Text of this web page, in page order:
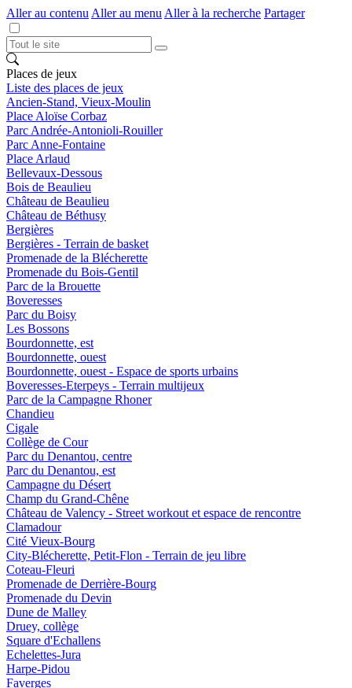
Aller au contenu Aller au menu Aller à la recherche Partager
Places de jeux
Liste des places de jeux
Ancien-Stand, Vieux-Moulin
Place Aloïse Corbaz
Parc Andrée-Antonioli-Rouiller
Parc Anne-Fontaine
Place Arlaud
Bellevaux-Dessous
Bois de Beaulieu
Château de Beaulieu
Château de Béthusy
Bergières
Bergières - Terrain de basket
Promenade de la Blécherette
Promenade du Bois-Gentil
Parc de la Brouette
Boveresses
Parc du Boisy
Les Bossons
Bourdonnette, est
Bourdonnette, ouest
Bourdonnette, ouest - Espace de sports urbains
Boveresses-Eterpeys - Terrain multijeux
Parc de la Campagne Rhoner
Chandieu
Cigale
Collège de Cour
Parc du Denantou, centre
Parc du Denantou, est
Campagne du Désert
Champ du Grand-Chêne
Château de Valency - Street workout et espace de rencontre
Clamadour
Cité Vieux-Bourg
City-Blécherette, Petit-Flon - Terrain de jeu libre
Coteau-Fleuri
Promenade de Derrière-Bourg
Promenade du Devin
Dune de Malley
Druey, collège
Square d'Echallens
Echelettes-Jura
Harpe-Pidou
Faverges